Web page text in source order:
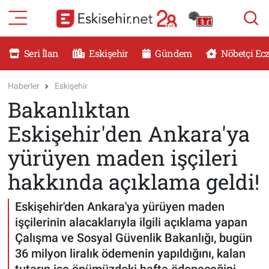
Seri İlan Eskişehir Gündem Nöbetçi
Haberler Eskişehir
Bakanlıktan
Eskişehir'den Ankara'ya
yürüyen maden işçileri
hakkında açıklama geldi!
Eskişehir'den Ankara'ya yürüyen maden
işçilerinin alacaklarıyla ilgili açıklama yapan
Çalışma ve Sosyal Güvenlik Bakanlığı, bugün
36 milyon liralık ödemenin yapıldığını, kalan
RESMİ İLANLAR
DÜNYA
SAĞLIK
MAGAZİN
KADIN
TEKNOLOJİ
YEMEK
Eskişehir Nöbetçi Eczaneler
Eskişehir Namaz Vakitleri
Eskişehir Trafik Yoğunluk Haritası
Süper Lig Puan Durumu ve Fikstür
Tüm Manşetler
Son Dakika Haberleri
Haber Arşivi